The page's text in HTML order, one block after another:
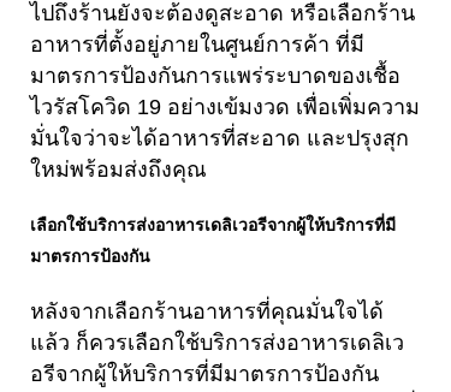
ไปถึงร้านยังจะต้องดูสะอาด หรือเลือกร้าน
อาหารที่ตั้งอยู่ภายในศูนย์การค้า ที่มี
มาตรการป้องกันการแพร่ระบาดของเชื้อ
ไวรัสโควิด 19 อย่างเข้มงวด เพื่อเพิ่มความ
มั่นใจว่าจะได้อาหารที่สะอาด และปรุงสุก
ใหม่พร้อมส่งถึงคุณ
เลือกใช้บริการส่งอาหารเดลิเวอรีจากผู้ให้บริการที่มี
มาตรการป้องกัน
หลังจากเลือกร้านอาหารที่คุณมั่นใจได้
แล้ว ก็ควรเลือกใช้บริการส่งอาหารเดลิเว
อรีจากผู้ให้บริการที่มีมาตรการป้องกัน